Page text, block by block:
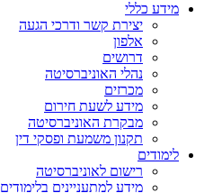
מידע כללי
יצירת קשר ודרכי הגעה
אלפון
דרושים
נהלי האוניברסיטה
מכרזים
מידע לשעת חירום
מבקרת האוניברסיטה
תקנון משמעת ופסקי דין
לימודים
רישום לאוניברסיטה
מידע למתעניינים בלימודים